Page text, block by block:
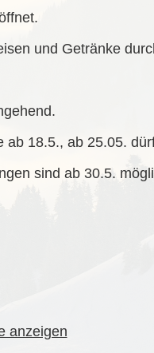
und Getränke
ab 18.5., ab 25.05.
sind ab 30.5.
anzeigen